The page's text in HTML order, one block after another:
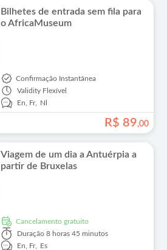
Bilhetes de entrada sem fila para
o AfricaMuseum
Confirmação Instantânea
Validity Flexível
En,
Fr, Nl
R$ 89,00
Viagem de um dia a Antuérpia a
partir de Bruxelas
Cancelamento gratuito
Duração 8 horas 45 minutos
En,
Fr, Es